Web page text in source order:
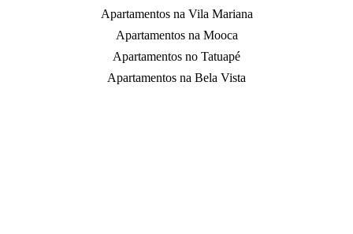
Apartamentos na Vila Mariana
Apartamentos na Mooca
Apartamentos no Tatuapé
Apartamentos na Bela Vista